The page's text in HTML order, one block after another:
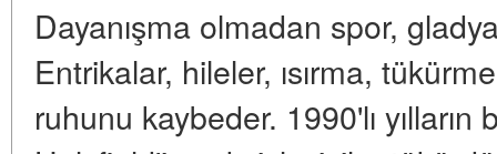
Dayanışma olmadan spor,
Entrikalar, hileler, ısırma,
ruhunu kaybeder. 1990'lı yılların